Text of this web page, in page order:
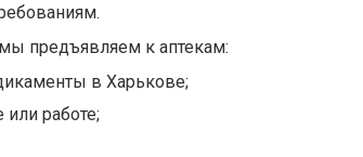
предъявляем к аптекам:
в Харькове;
работе;